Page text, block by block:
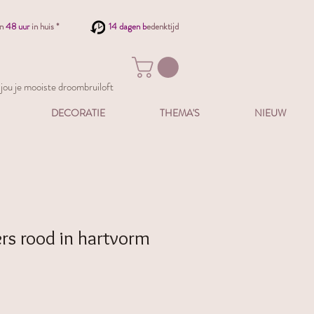
48 uur in huis * 14 dagen bedenktijd
je mooiste droombruiloft
DECORATIE THEMA'S NIEUW
rood in hartvorm